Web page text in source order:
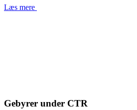
Læs mere
Gebyrer under CTR